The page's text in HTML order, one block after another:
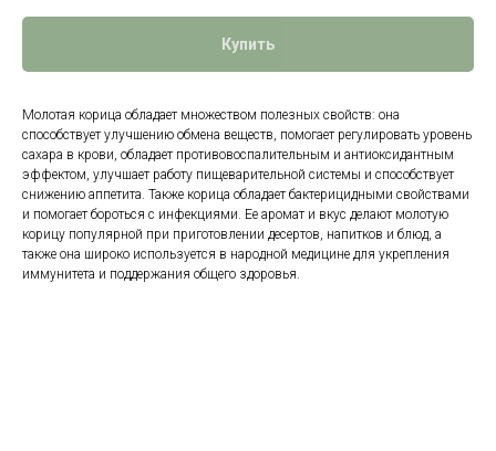
Купить
Молотая корица обладает множеством полезных свойств: она
способствует улучшению обмена веществ, помогает регулировать уровень
сахара в крови, обладает противовоспалительным и антиоксидантным
эффектом, улучшает работу пищеварительной системы и способствует
снижению аппетита. Также корица обладает бактерицидными свойствами
и помогает бороться с инфекциями. Ее аромат и вкус делают молотую
корицу популярной при приготовлении десертов, напитков и блюд, а
также она широко используется в народной медицине для укрепления
иммунитета и поддержания общего здоровья.